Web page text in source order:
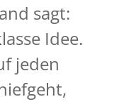
sagt:
Idee.
jeden